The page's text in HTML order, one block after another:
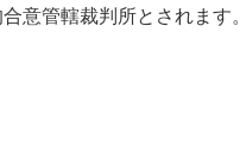
意管轄裁判所とされます。